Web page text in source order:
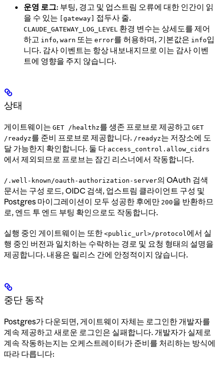
운영 로그: 부팅, 경고 및 업스트림 오류에 대한 인간이 읽
을 수 있는 [gateway] 접두사 줄.
CLAUDE_GATEWAY_LOG_LEVEL 환경 변수는 상세도를 제어
하고 info, warn 또는 error를 허용하며, 기본값은 info입
니다. 감사 이벤트는 항상 내보내지므로 이는 감사 이벤
트에 영향을 주지 않습니다.
상태
게이트웨이는 GET /healthz를 생존 프로브로 제공하고 GET
/readyz를 준비 프로브로 제공합니다. /readyz는 저장소에 도
달 가능한지 확인합니다. 둘 다 access_control.allow_cidrs
에서 제외되므로 프로브는 잠긴 리스너에서 작동합니다.
/.well-known/oauth-authorization-server의 OAuth 검색
문서는 구성 로드, OIDC 검색, 업스트림 클라이언트 구성 및
Postgres 마이그레이션이 모두 성공한 후에만 200을 반환하므
로, 엔드 투 엔드 부팅 확인으로도 작동합니다.
실행 중인 게이트웨이는 또한 <public_url>/protocol에서 실
행 중인 버전과 일치하는 수락하는 경로 및 요청 형태의 설명을
제공합니다. 내용은 릴리스 간에 안정적이지 않습니다.
중단 동작
Postgres가 다운되면, 게이트웨이 자체는 로그인한 개발자를
계속 제공하고 새로운 로그인은 실패합니다. 개발자가 실제로
계속 작동하는지는 오케스트레이터가 준비를 처리하는 방식에
따라 다릅니다: